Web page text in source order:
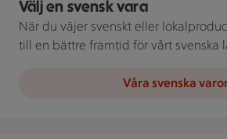
Välj en svensk vara
När du väjer svenskt eller
till en bättre framtid för vårt svenska
Våra svenska